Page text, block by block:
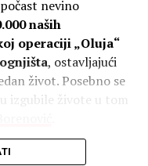
međutim, od
(CIN) otkrili
Metals, koja se
nevino
naših
operaciji „Oluja“
, ostavljajući
život. Posebno se
izgubile živote u tom